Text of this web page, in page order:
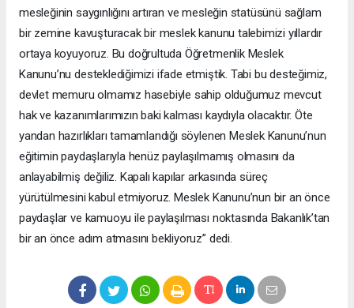
mesleğinin saygınlığını artıran ve mesleğin statüsünü sağlam
bir zemine kavuşturacak bir meslek kanunu talebimizi yıllardır
ortaya koyuyoruz. Bu doğrultuda Öğretmenlik Meslek
Kanunu’nu desteklediğimizi ifade etmiştik. Tabi bu desteğimiz,
devlet memuru olmamız hasebiyle sahip olduğumuz mevcut
hak ve kazanımlarımızın baki kalması kaydıyla olacaktır. Öte
yandan hazırlıkları tamamlandığı söylenen Meslek Kanunu’nun
eğitimin paydaşlarıyla henüz paylaşılmamış olmasını da
anlayabilmiş değiliz. Kapalı kapılar arkasında süreç
yürütülmesini kabul etmiyoruz. Meslek Kanunu’nun bir an önce
paydaşlar ve kamuoyu ile paylaşılması noktasında Bakanlık’tan
bir an önce adım atmasını bekliyoruz” dedi.